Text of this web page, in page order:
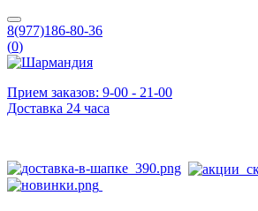
8(977)186-80-36
(0)
Прием заказов: 9-00 - 21-00
Доставка 24 часа